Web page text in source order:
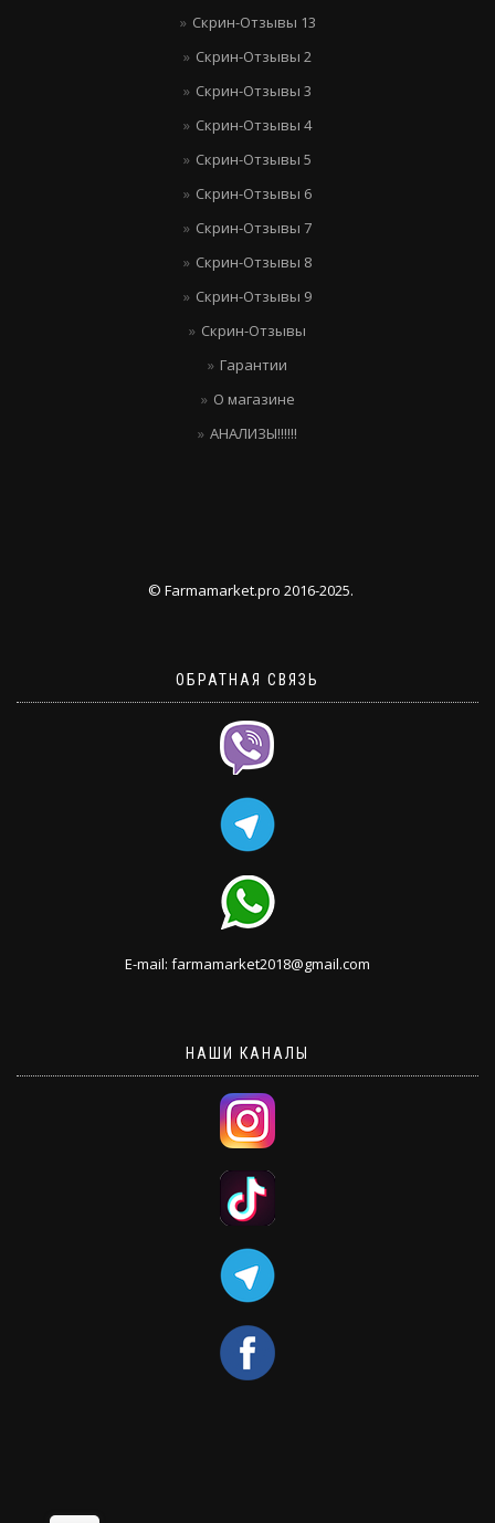
Скрин-Отзывы 13
Скрин-Отзывы 2
Скрин-Отзывы 3
Скрин-Отзывы 4
Скрин-Отзывы 5
Скрин-Отзывы 6
Скрин-Отзывы 7
Скрин-Отзывы 8
Скрин-Отзывы 9
Скрин-Отзывы
Гарантии
О магазине
АНАЛИЗЫ!!!!!!
© Farmamarket.pro 2016-2025.
ОБРАТНАЯ СВЯЗЬ
E-mail: farmamarket2018@gmail.com
НАШИ КАНАЛЫ